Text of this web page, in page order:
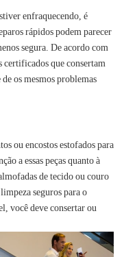
enfraquecendo, é
rápidos podem parecer
segura. De acordo com
certificados que consertam
os mesmos problemas
ou encostos estofados para
a essas peças quanto à
de tecido ou couro
seguros para o
você deve consertar ou